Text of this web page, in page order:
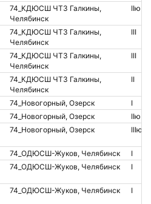
74_КДЮСШ ЧТЗ Галкины,
Челябинск
IIю
74_КДЮСШ ЧТЗ Галкины,
Челябинск
III
74_КДЮСШ ЧТЗ Галкины,
Челябинск
III
74_КДЮСШ ЧТЗ Галкины,
Челябинск
II
74_Новогорный, Озерск
I
74_Новогорный, Озерск
IIю
74_Новогорный, Озерск IIIю
74_ОДЮСШ-Жуков, Челябинск
I
74_ОДЮСШ-Жуков, Челябинск I
74_ОДЮСШ-Жуков, Челябинск I